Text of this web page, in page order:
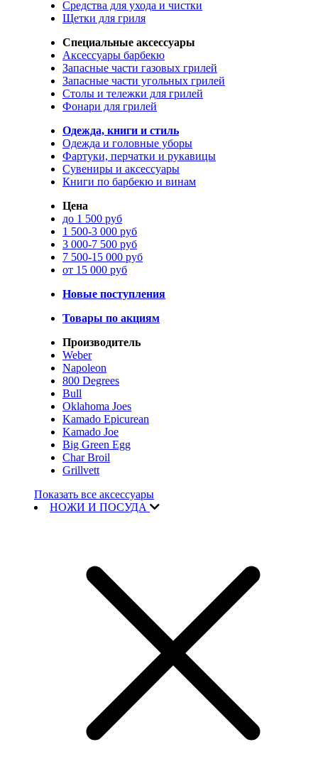
Средства для ухода и чистки
Щетки для гриля
Специальные аксессуары
Аксессуары барбекю
Запасные части газовых грилей
Запасные части угольных грилей
Столы и тележки для грилей
Фонари для грилей
Одежда, книги и стиль
Одежда и головные уборы
Фартуки, перчатки и рукавицы
Сувениры и аксессуары
Книги по барбекю и винам
Цена
до 1 500 руб
1 500-3 000 руб
3 000-7 500 руб
7 500-15 000 руб
от 15 000 руб
Новые поступления
Товары по акциям
Производитель
Weber
Napoleon
800 Degrees
Bull
Oklahoma Joes
Kamado Epicurean
Kamado Joe
Big Green Egg
Char Broil
Grillvett
Показать все аксессуары
НОЖИ И ПОСУДА